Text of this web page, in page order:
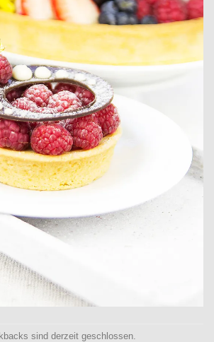
sind derzeit geschlossen.